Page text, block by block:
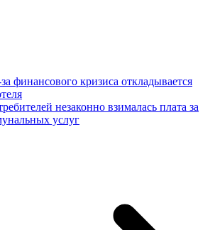
финансового кризиса откладывается
незаконно взималась плата за
услуг